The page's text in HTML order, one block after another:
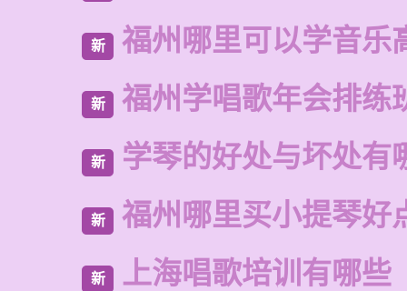
新 福州哪里可以学音乐
新 福州学唱歌年会排练
新 学琴的好处与坏处有
新 福州哪里买小提琴好
新 上海唱歌培训有哪些